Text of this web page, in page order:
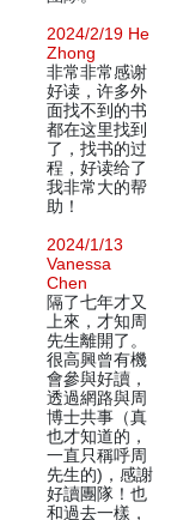
2024/2/19 He
Zhong
非常非常感谢
好读，许多外
面找不到的书
都在这里找到
了，找书的过
程，好读给了
我非常大的帮
助！
2024/1/13
Vanessa
Chen
隔了七年才又
上來，才知周
先生離開了。
很高興曾有機
會參與好讀，
透過網路與周
博士共事（真
也才知道的，
一直只稱呼周
先生的)，感謝
好讀團隊！也
和過去一樣，